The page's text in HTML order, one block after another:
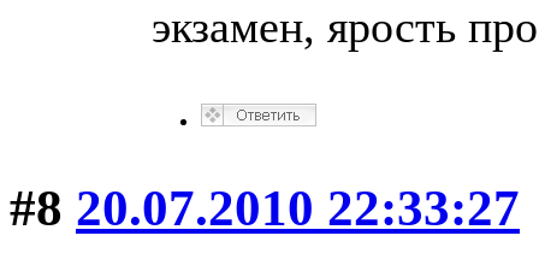
экзамен, ярость
#8 20.07.2010 22:33:27